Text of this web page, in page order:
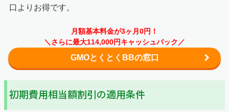
口よりお得です。
月額基本料金が3ヶ月0円！
＼さらに最大114,000円キャッシュバック／
GMOとくとくBBの窓口
初期費用相当額割引の適用条件